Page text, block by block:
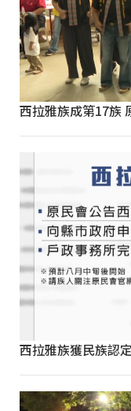
西拉雅族成第17族
西拉雅族獲民族認